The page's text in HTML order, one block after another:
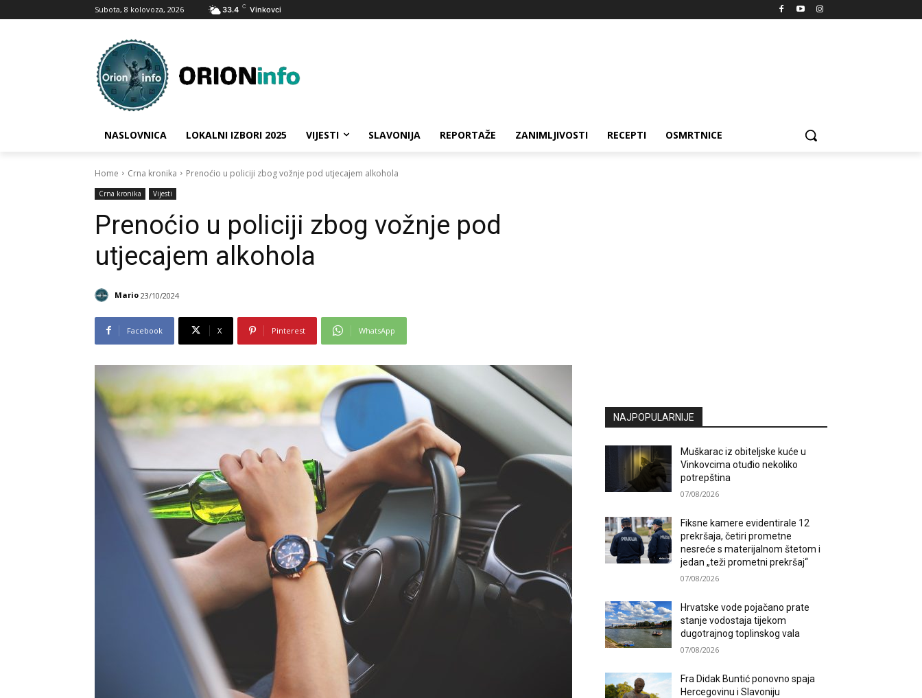
Subota, 8 kolovoza, 2026 33.4 C Vinkovci
NASLOVNICA LOKALNI IZBORI 2025 VIJESTI SLAVONIJA REPORTAŽE ZANIMLJIVOSTI RECEPTI OSMRTNICE
Home Crna kronika Prenoćio u policiji zbog vožnje pod utjecajem alkohola
Crna kronika Vijesti
Prenoćio u policiji zbog vožnje pod
utjecajem alkohola
Mario 23/10/2024
Facebook X Pinterest WhatsApp
NAJPOPULARNIJE
Muškarac iz obiteljske kuće u
Vinkovcima otuđio nekoliko
potrepština
07/08/2026
Fiksne kamere evidentirale 12
prekršaja, četiri prometne
nesreće s materijalnom štetom i
jedan „teži prometni prekršaj“
07/08/2026
Hrvatske vode pojačano prate
stanje vodostaja tijekom
dugotrajnog toplinskog vala
07/08/2026
Fra Didak Buntić ponovno spaja
Hercegovinu i Slavoniju